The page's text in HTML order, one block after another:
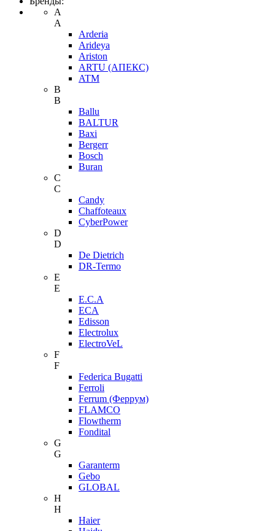
A
A
Arderia
Arideya
Ariston
ARTU (АПЕКС)
ATM
B
B
Ballu
BALTUR
Baxi
Bergerr
Bosch
Buran
C
C
Candy
Chaffoteaux
CyberPower
D
D
De Dietrich
DR-Termo
E
E
E.C.A
ECA
Edisson
Electrolux
ElectroVeL
F
F
Federica Bugatti
Ferroli
Ferrum (Феррум)
FLAMCO
Flowtherm
Fondital
G
G
Garanterm
Gebo
GLOBAL
H
H
Haier